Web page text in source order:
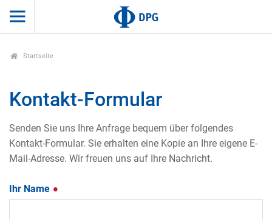
Startseite
Kontakt-Formular
Senden Sie uns Ihre Anfrage bequem über folgendes
Kontakt-Formular. Sie erhalten eine Kopie an Ihre eigene E-
Mail-Adresse. Wir freuen uns auf Ihre Nachricht.
Ihr Name